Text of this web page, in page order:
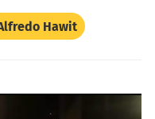
Hawit